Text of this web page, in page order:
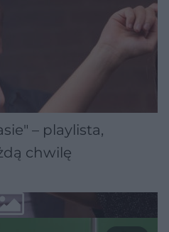
– playlista,
chwilę